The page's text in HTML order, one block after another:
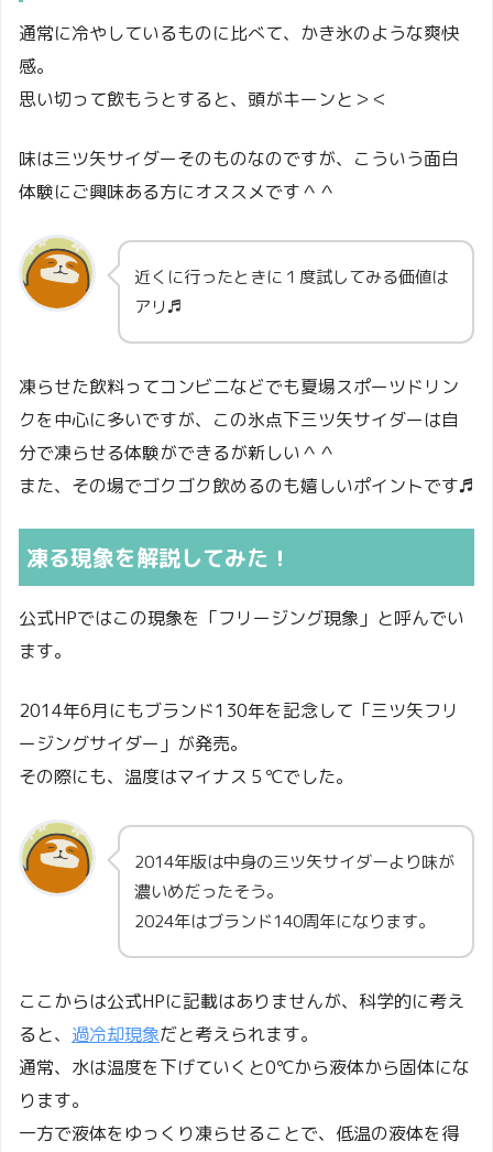
通常に冷やしているものに比べて、かき氷のような爽快
感。
思い切って飲もうとすると、頭がキーンと＞＜
味は三ツ矢サイダーそのものなのですが、こういう面白
体験にご興味ある方にオススメです＾＾
近くに行ったときに１度試してみる価値は
アリ♬
凍らせた飲料ってコンビニなどでも夏場スポーツドリン
クを中心に多いですが、この氷点下三ツ矢サイダーは自
分で凍らせる体験ができるが新しい＾＾
また、その場でゴクゴク飲めるのも嬉しいポイントです♬
凍る現象を解説してみた！
公式HPではこの現象を「フリージング現象」と呼んでい
ます。
2014年6月にもブランド130年を記念して「三ツ矢フリ
ージングサイダー」が発売。
その際にも、温度はマイナス５℃でした。
2014年版は中身の三ツ矢サイダーより味が
濃いめだったそう。
2024年はブランド140周年になります。
ここからは公式HPに記載はありませんが、科学的に考え
ると、 過冷却現象だと考えられます。
通常、水は温度を下げていくと0℃から液体から固体にな
ります。
一方で液体をゆっくり凍らせることで、低温の液体を得